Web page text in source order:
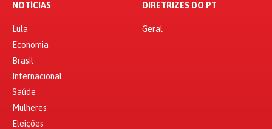
NOTÍCIAS
Lula
Economia
Brasil
Internacional
Saúde
Mulheres
Eleições
DIRETRIZES DO PT
Geral